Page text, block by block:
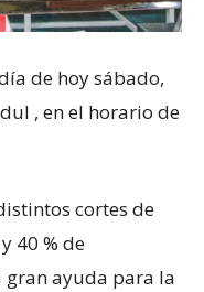
de hoy sábado,
, en el horario de
cortes de
40 % de
gran ayuda para la